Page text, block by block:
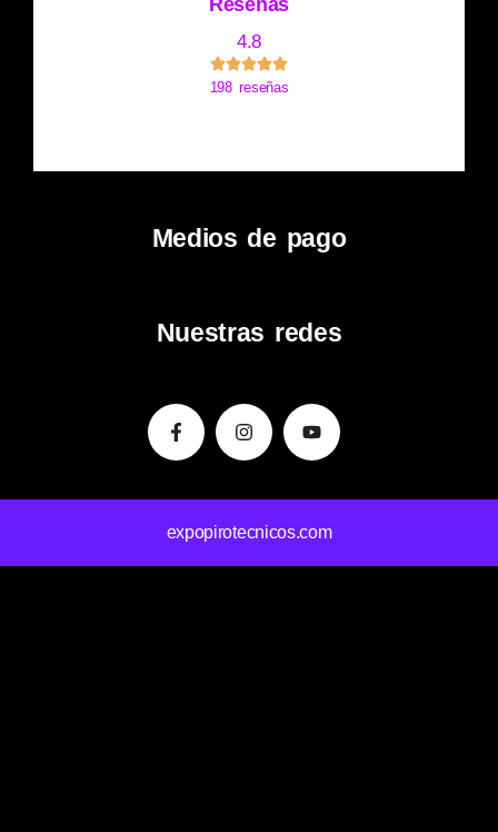
Reseñas
4.8
198 reseñas
Medios de pago
Nuestras redes
Facebook-
f
InstagramYoutube
expopirotecnicos.com